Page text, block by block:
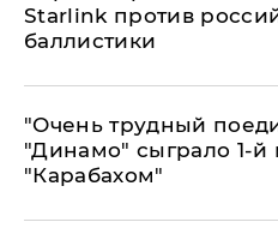
Starlink против
баллистики
"Очень трудный
"Динамо" сыграло 1-й
"Карабахом"